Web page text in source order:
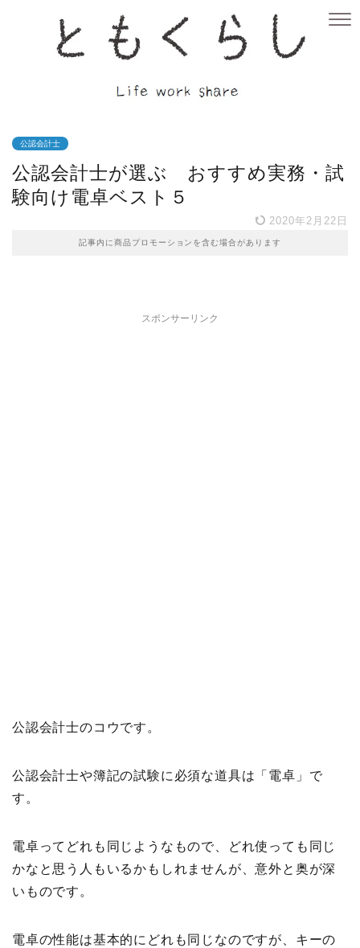
公認会計士
公認会計士が選ぶ おすすめ実務・試
験向け電卓ベスト５
2020年2月22日
記事内に商品プロモーションを含む場合があります
スポンサーリンク
公認会計士のコウです。
公認会計士や簿記の試験に必須な道具は「電卓」で
す。
電卓ってどれも同じようなもので、どれ使っても同じ
かなと思う人もいるかもしれませんが、意外と奥が深
いものです。
電卓の性能は基本的にどれも同じなのですが、キーの